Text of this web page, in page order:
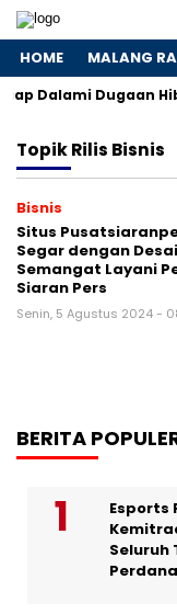
HOME MALANG
Dalami Dugaan
TopikRilis Bisnis
Bisnis
Situs
Segar dengan
Semangat Layani
Siaran Pers
Senin, 5 Agustus 2024 -
BERITA
Esports
Seluruh